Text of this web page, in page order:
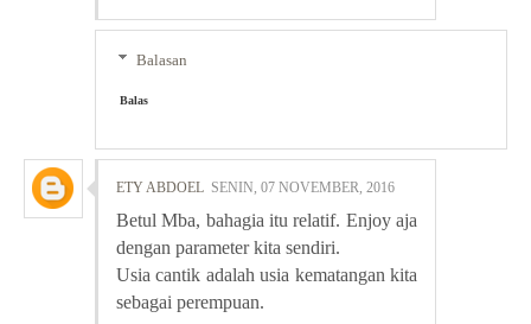
Balasan
Balas
ETY ABDOEL SENIN, 07 NOVEMBER, 2016
Betul Mba, bahagia itu relatif. Enjoy aja
dengan parameter kita sendiri.
Usia cantik adalah usia kematangan kita
sebagai perempuan.